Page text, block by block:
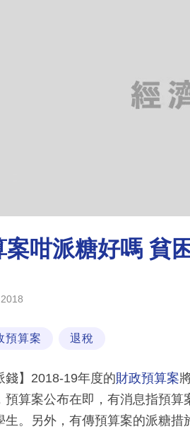
案咁派糖好嗎 貧
預算案 退稅
錢】2018-19年度的財政預算案
預算案公布在即，有消息指預
生。另外，有傳預算案的派糖措